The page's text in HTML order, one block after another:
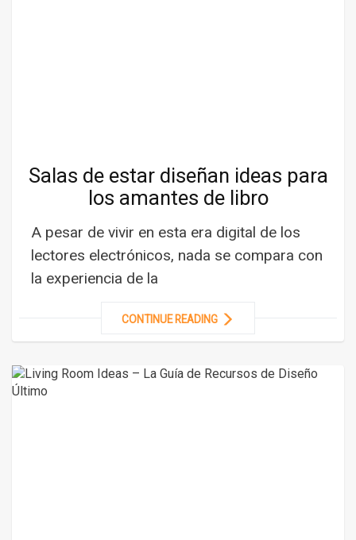
Salas de estar diseñan ideas para
los amantes de libro
A pesar de vivir en esta era digital de los
lectores electrónicos, nada se compara con
la experiencia de la
CONTINUE READING